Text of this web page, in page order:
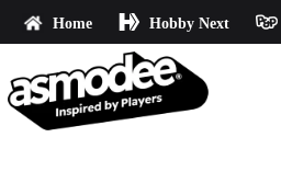
Home Hobby Next